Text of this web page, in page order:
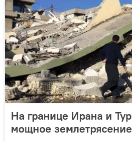
На границе Ирана и
мощное